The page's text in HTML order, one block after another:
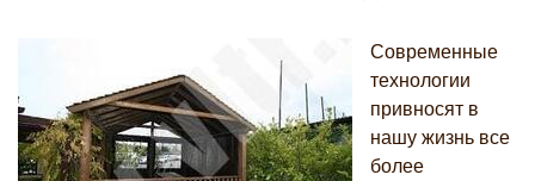
Современные
технологии
привносят в
нашу жизнь все
более